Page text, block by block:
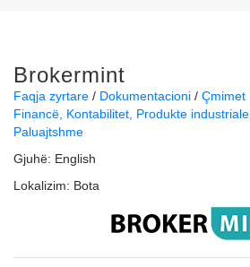
Brokermint
Faqja zyrtare Dokumentacioni
Çmimet
Financë Kontabilitet Produkte industriale
Paluajtshme
Gjuhë: English
Lokalizim: Bota